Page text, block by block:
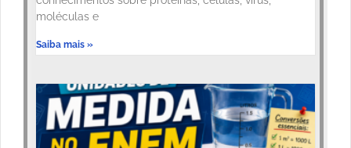
moléculas e
Saiba mais »